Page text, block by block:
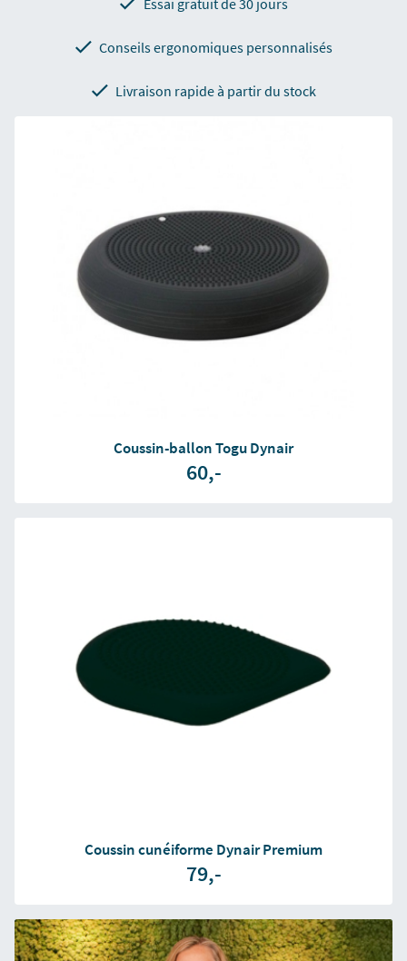
Essai gratuit de 30 jours
Conseils ergonomiques personnalisés
Livraison rapide à partir du stock
Coussin-ballon Togu Dynair
60,-
Coussin cunéiforme Dynair Premium
79,-